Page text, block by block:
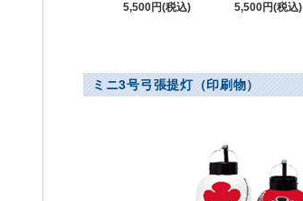
5,500円(税込)
5,500円(税込)
ミニ3号弓張提灯（印刷物）